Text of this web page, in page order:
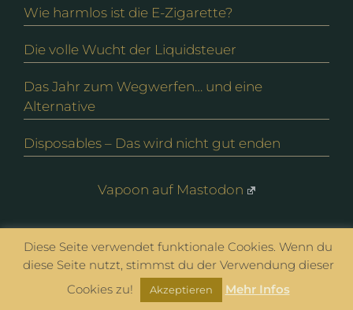
Wie harmlos ist die E-Zigarette?
Die volle Wucht der Liquidsteuer
Das Jahr zum Wegwerfen… und eine
Alternative
Disposables – Das wird nicht gut enden
Vapoon auf Mastodon
© vapoon seit 2016 |Datenschutz|Impressum
Diese Seite verwendet funktionale Cookies. Wenn du
diese Seite nutzt, stimmst du der Verwendung dieser
Cookies zu!
Akzeptieren Mehr Infos